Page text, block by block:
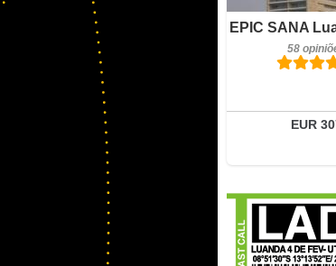
EPIC SANA
58
EUR